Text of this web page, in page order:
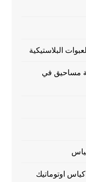
البلاستيكية
مساحيق في
اوتوماتيك